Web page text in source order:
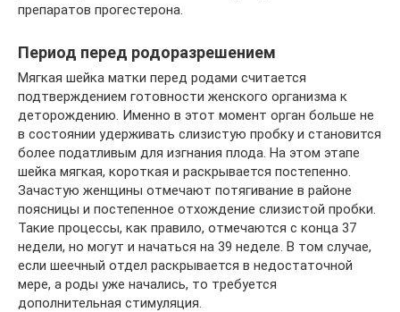
препаратов прогестерона.
Период перед родоразрешением
Мягкая шейка матки перед родами считается
подтверждением готовности женского организма к
деторождению. Именно в этот момент орган больше не
в состоянии удерживать слизистую пробку и становится
более податливым для изгнания плода. На этом этапе
шейка мягкая, короткая и раскрывается постепенно.
Зачастую женщины отмечают потягивание в районе
поясницы и постепенное отхождение слизистой пробки.
Такие процессы, как правило, отмечаются с конца 37
недели, но могут и начаться на 39 неделе. В том случае,
если шеечный отдел раскрывается в недостаточной
мере, а роды уже начались, то требуется
дополнительная стимуляция.